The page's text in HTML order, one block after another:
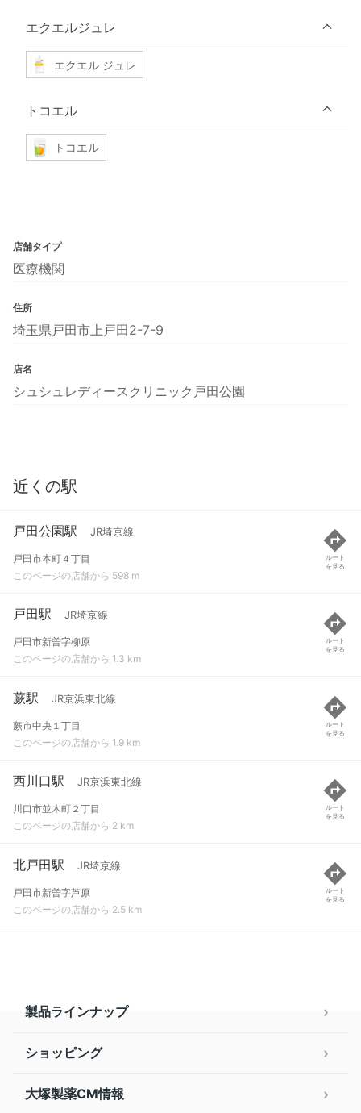
エクエルジュレ
エクエル ジュレ
トコエル
トコエル
店舗タイプ
医療機関
住所
埼玉県戸田市上戸田2-7-9
店名
シュシュレディースクリニック戸田公園
近くの駅
戸田公園駅 JR埼京線
戸田市本町４丁目
このページの店舗から 598 m
ルート
を見る
戸田駅 JR埼京線
戸田市新曽字柳原
このページの店舗から 1.3 km
ルート
を見る
蕨駅 JR京浜東北線
蕨市中央１丁目
このページの店舗から 1.9 km
ルート
を見る
西川口駅 JR京浜東北線
川口市並木町２丁目
このページの店舗から 2 km
ルート
を見る
北戸田駅 JR埼京線
戸田市新曽字芦原
このページの店舗から 2.5 km
ルート
を見る
製品ラインナップ
ショッピング
大塚製薬CM情報